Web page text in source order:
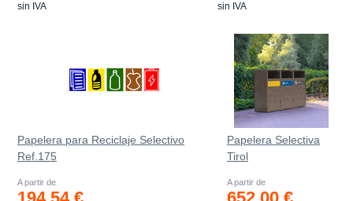
sin IVA sin IVA
Papelera para Reciclaje Selectivo
Ref.175
A partir de
Papelera Selectiva
Tirol
A partir de